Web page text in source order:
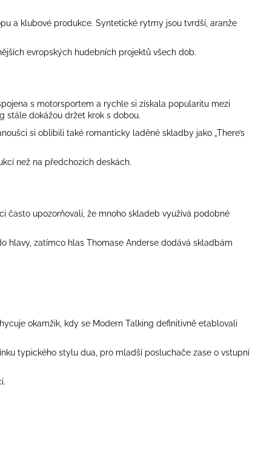
a klubové produkce. Syntetické rytmy jsou tvrdší, aranže
evropských hudebních projektů všech dob.
s motorsportem a rychle si získala popularitu mezi
stále dokážou držet krok s dobou.
si oblíbili také romanticky laděné skladby jako „There’s
než na předchozích deskách.
často upozorňovali, že mnoho skladeb využívá podobné
hlavy, zatímco hlas Thomase Anderse dodává skladbám
okamžik, kdy se Modern Talking definitivně etablovali
typického stylu dua, pro mladší posluchače zase o vstupní